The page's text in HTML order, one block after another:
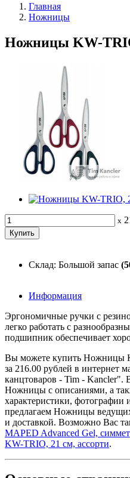
Главная
Ножницы
Ножницы KW-
x
Склад: Большой запас
Информация
Эргономичные ручки с
легко работать с
подшипник обеспечивает
Вы можете купить Ножницы
за 216.00 рублей в интернет
канцтоваров - Tim - Kancler".
Ножницы с описаниями, а
характеристики,
предлагаем Ножницы
и доставкой. Возможно Вас
MAPED Advanced Gel,
KW-TRIO, 21 см, ассорти.